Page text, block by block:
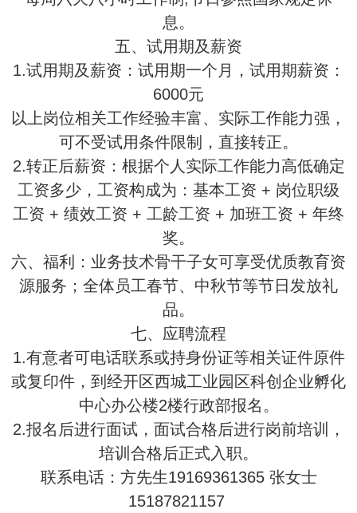
息。
五、试用期及薪资
1.试用期及薪资：试用期一个月，试用期薪资：
6000元
以上岗位相关工作经验丰富、实际工作能力强，
可不受试用条件限制，直接转正。
2.转正后薪资：根据个人实际工作能力高低确定
工资多少，工资构成为：基本工资 + 岗位职级
工资 + 绩效工资 + 工龄工资 + 加班工资 + 年终
奖。
六、福利：业务技术骨干子女可享受优质教育资
源服务；全体员工春节、中秋节等节日发放礼
品。
七、应聘流程
1.有意者可电话联系或持身份证等相关证件原件
或复印件，到经开区西城工业园区科创企业孵化
中心办公楼2楼行政部报名。
2.报名后进行面试，面试合格后进行岗前培训，
培训合格后正式入职。
联系电话：方先生19169361365 张女士
15187821157